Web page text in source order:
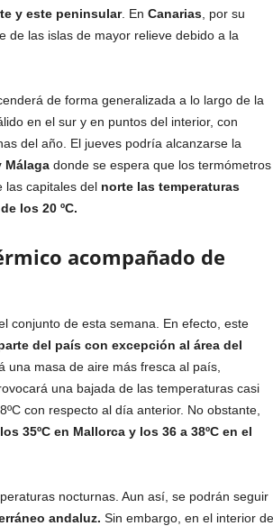
y este peninsular. En Canarias, por su
de las islas de mayor relieve debido a la
de forma generalizada a lo largo de la
en el sur y en puntos del interior, con
del año. El jueves podría alcanzarse la
Málagadonde se espera que los termómetros
las capitales del norte las temperaturas
los 20 ºC.
acompañado de
conjunto de esta semana. En efecto, este
del país con excepción al área del
una masa de aire más fresca al país,
una bajada de las temperaturas casi
con respecto al día anterior. No obstante,
35ºC en Mallorca y los 36 a 38ºC en el
nocturnas. Aun así, se podrán seguir
andaluz. Sin embargo, en el interior de